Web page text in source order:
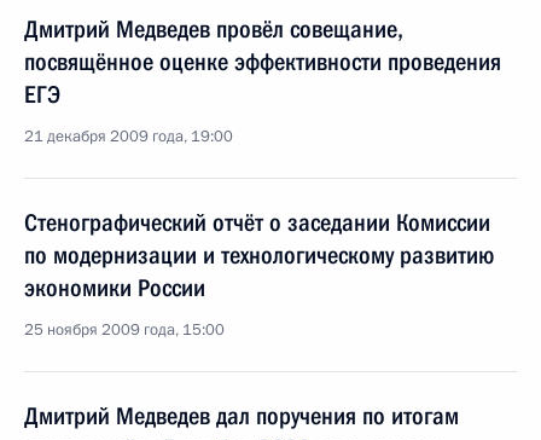
Дмитрий Медведев провёл совещание,
посвящённое оценке эффективности проведения
ЕГЭ
21 декабря 2009 года, 19:00
Стенографический отчёт о заседании Комиссии
по модернизации и технологическому развитию
экономики России
25 ноября 2009 года, 15:00
Дмитрий Медведев дал поручения по итогам